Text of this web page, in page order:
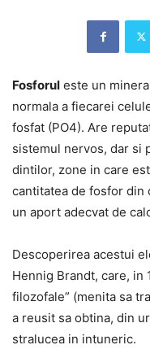
Fosforul este un
normala a fiecarei
fosfat (PO4). Are
sistemul nervos, dar si
dintilor, zone in care
cantitatea de fosfor din
un aport adecvat de
Descoperirea acestui
Hennig Brandt, care, in
filozofale” (menita sa
a reusit sa obtina, din
stralucea in intuneric.